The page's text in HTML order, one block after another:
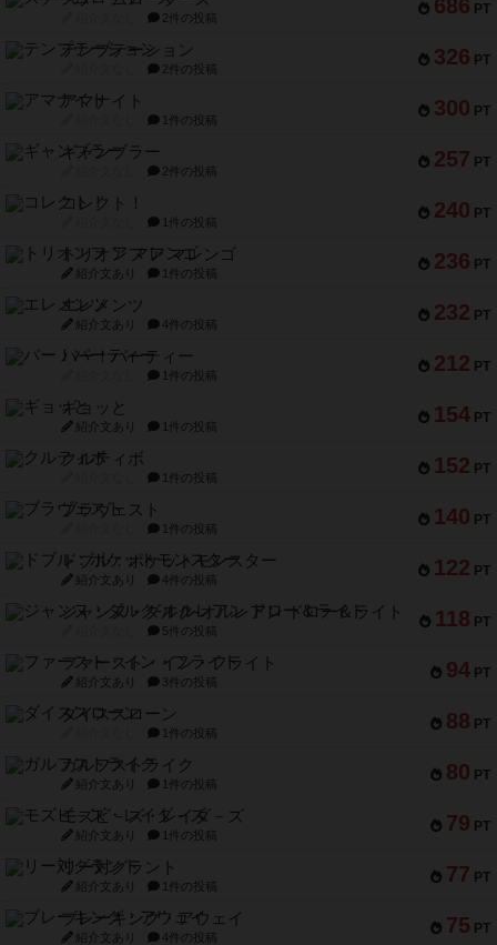
686 PT
2件の投稿
326 PT
テンプテーション
2件の投稿
300 PT
アマナイト
1件の投稿
257 PT
ギャンブラー
2件の投稿
240 PT
コレクト！
1件の投稿
236 PT
トリオンフ ア マレンゴ
紹介文あり 1件の投稿
232 PT
エレメンツ
紹介文あり 4件の投稿
212 PT
バー！パーティー
1件の投稿
154 PT
ギョッと
紹介文あり 1件の投稿
152 PT
クルティボ
1件の投稿
140 PT
ブラヴェスト
1件の投稿
122 PT
ドブル：ポケットモンスター
紹介文あり 4件の投稿
118 PT
ジャンヌ・ダルク-オルレアン ドロー＆ライト
5件の投稿
94 PT
ファースト・イン・フライト
紹介文あり 3件の投稿
88 PT
ダイススローン
1件の投稿
80 PT
ガルフストライク
紹介文あり 1件の投稿
79 PT
モズビ－ズ・レイダ－ズ
紹介文あり 1件の投稿
77 PT
リー対グラント
紹介文あり 1件の投稿
75 PT
ブレーキング・アウェイ
紹介文あり 4件の投稿